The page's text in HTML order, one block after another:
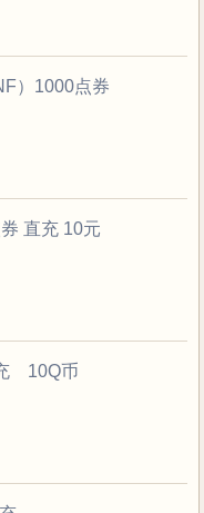
）1000点券
直充 10元
10Q币